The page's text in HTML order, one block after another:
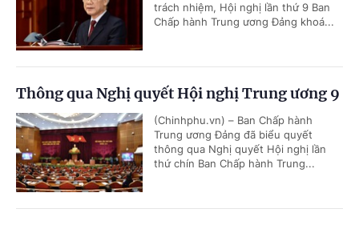
trách nhiệm, Hội nghị lần thứ 9 Ban
Chấp hành Trung ương Đảng khoá...
Thông qua Nghị quyết Hội nghị Trung ương 9
(Chinhphu.vn) – Ban Chấp hành
Trung ương Đảng đã biểu quyết
thông qua Nghị quyết Hội nghị lần
thứ chín Ban Chấp hành Trung...